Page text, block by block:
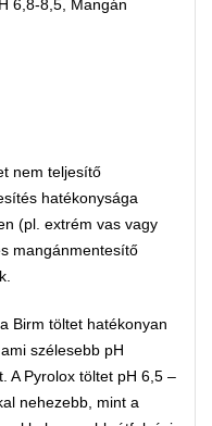
6,8-8,5, Mangán
nem teljesítő
hatékonysága
(pl. extrém vas vagy
mangánmentesítő
Birm töltet hatékonyan
szélesebb pH
A Pyrolox töltet pH 6,5 –
nehezebb, mint a